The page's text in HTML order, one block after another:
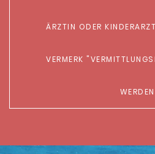
RZTIN ODER
ERMERK
WERDEN